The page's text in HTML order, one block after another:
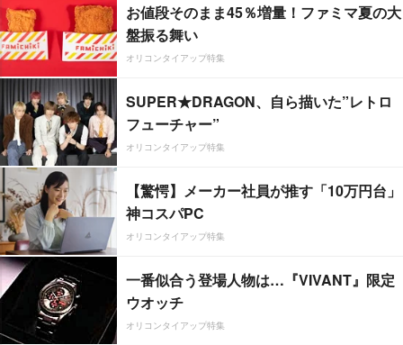
お値段そのまま45％増量！ファミマ夏の大
盤振る舞い
オリコンタイアップ特集
SUPER★DRAGON、自ら描いた”レトロ
フューチャー”
オリコンタイアップ特集
【驚愕】メーカー社員が推す「10万円台」
神コスパPC
オリコンタイアップ特集
一番似合う登場人物は…『VIVANT』限定
ウオッチ
オリコンタイアップ特集